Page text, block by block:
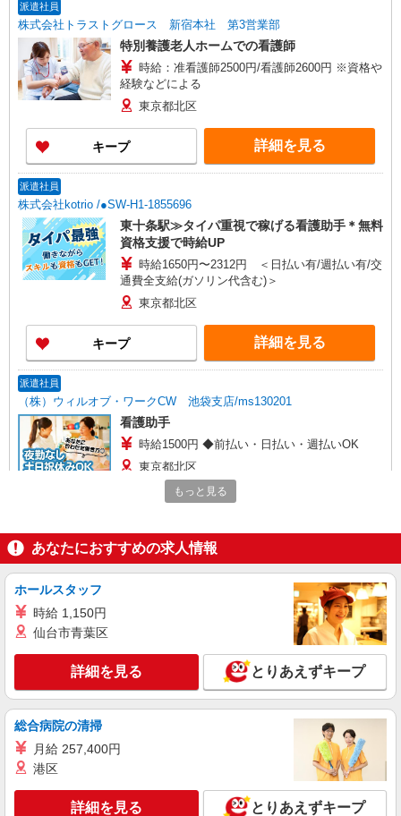
派遣社員
株式会社トラストグロース 新宿本社 第3営業部
特別養護老人ホームでの看護師
時給：准看護師2500円/看護師2600円 ※資格や
経験などによる
東京都北区
キープ 詳細を見る
派遣社員
株式会社kotrio /●SW-H1-1855696
東十条駅≫タイパ重視で稼げる看護助手＊無料
資格支援で時給UP
時給1650円〜2312円 ＜日払い有/週払い有/交
通費全支給(ガソリン代含む)＞
東京都北区
キープ 詳細を見る
派遣社員
（株）ウィルオブ・ワークCW 池袋支店/ms130201
看護助手
時給1500円 ◆前払い・日払い・週払いOK
東京都北区
派遣社員
株式会社トラストグロース 新宿本社 第3営業部
キープ 詳細を見る
株式会社kotrio /●SW-S-2078348
16時帰宅もOK≪赤羽駅≫病院で補助だけのま
【正社員】月給240,000〜400,000円 ・基本
給：200,000円〜220,000円 ・資格手当：10,000〜
もっと見る
あなたにおすすめの求人情報
ホールスタッフ
時給 1,150円
仙台市青葉区
詳細を見る とりあえずキープ
総合病院の清掃
月給 257,400円
港区
詳細を見る とりあえずキープ